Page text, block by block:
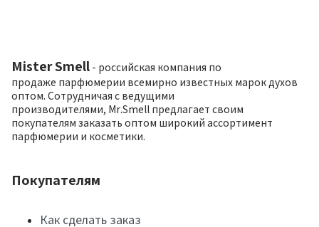
Mister Smell - российская компания по
продаже парфюмерии всемирно известных марок духов
оптом. Сотрудничая с ведущими
производителями, Mr.Smell предлагает своим
покупателям заказать оптом широкий ассортимент
парфюмерии и косметики.
Покупателям
Как сделать заказ